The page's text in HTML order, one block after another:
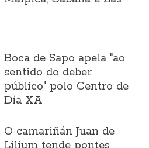
Boca de Sapo apela "ao
sentido do deber
público" polo Centro de
Día XA
O camariñán Juan de